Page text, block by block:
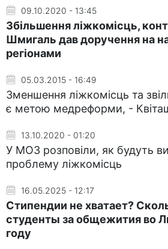
09.10.2020 - 13:45
Збільшення ліжкомісць,
Шмигаль дав доручення на
регіонами
05.03.2015 - 16:49
Зменшення ліжкомісць та
є метою медреформи, -
13.10.2020 - 01:20
У МОЗ розповіли, як будуть
проблему ліжкомісць
16.05.2025 - 12:17
Стипендии не хватает?
студенты за общежития во
году